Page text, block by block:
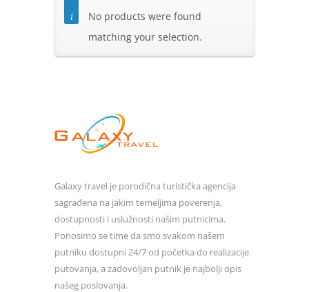
No products were found
matching your selection.
Galaxy travel je porodična turistička agencija
sagrađena na jakim temeljima poverenja,
dostupnosti i uslužnosti našim putnicima.
Ponosimo se time da smo svakom našem
putniku dostupni 24/7 od početka do realizacije
putovanja, a zadovoljan putnik je najbolji opis
našeg poslovanja.